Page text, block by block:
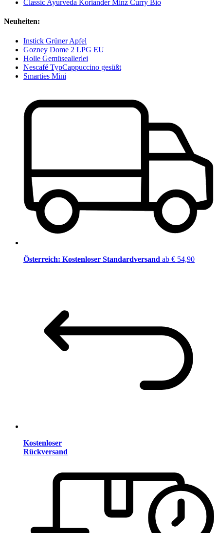
Classic Ayurveda Koriander Minz Curry Bio
Neuheiten:
Instick Grüner Apfel
Gozney Dome 2 LPG EU
Holle Gemüseallerlei
Nescafé TypCappuccino gesüßt
Smarties Mini
Österreich: Kostenloser Standardversand ab € 54,90
Kostenloser
Rückversand